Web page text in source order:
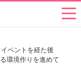
ベントを経た後
環境作りを進めて